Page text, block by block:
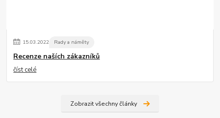
15.03.2022 Rady a náměty
Recenze naších zákazníků
číst celé
Zobrazit všechny články